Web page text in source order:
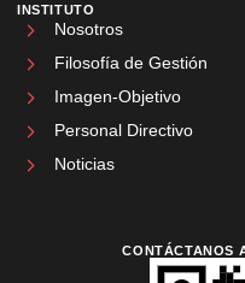
INSTITUTO
Nosotros
Filosofía de Gestión
Imagen-Objetivo
Personal Directivo
Noticias
CONTÁCTANOS